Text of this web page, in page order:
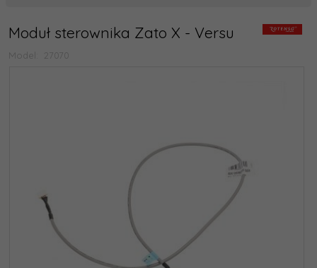
Moduł sterownika Zato X - Versu
Model: 27070